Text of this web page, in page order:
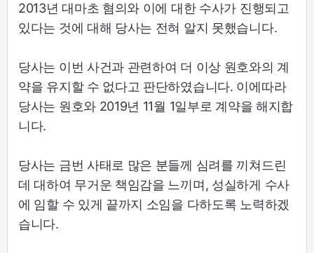
2013년 대마초 혐의와 이에 대한 수사가 진행되고
있다는 것에 대해 당사는 전혀 알지 못했습니다.
당사는 이번 사건과 관련하여 더 이상 원호와의 계
약을 유지할 수 없다고 판단하였습니다. 이에따라
당사는 원호와 2019년 11월 1일부로 계약을 해지합
니다.
당사는 금번 사태로 많은 분들께 심려를 끼쳐드린
데 대하여 무거운 책임감을 느끼며, 성실하게 수사
에 임할 수 있게 끝까지 소임을 다하도록 노력하겠
습니다.